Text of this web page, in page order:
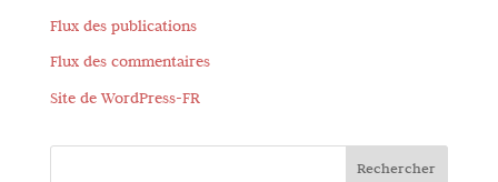
Flux des publications
Flux des commentaires
Site de WordPress-FR